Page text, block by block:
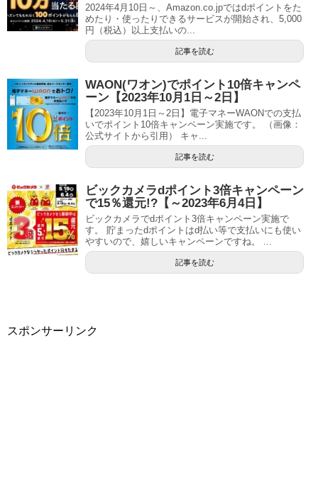
2024年4月10日～、Amazon.co.jpではdポイントをた
めたり・使ったりできるサービスが開始され、5,000
円（税込）以上支払いの...
記事を読む
WAON(ワオン)でポイント10倍キャンペ
ーン【2023年10月1日～2日】
【2023年10月1日～2日】電子マネーWAONでの支払
いでポイント10倍キャンペーン実施です。 （画像：
公式サイトから引用） キャ...
記事を読む
ビックカメラdポイント3倍キャンペーン
で15％還元!?【～2023年6月4日】
ビックカメラでdポイント3倍キャンペーン実施で
す。 貯まったdポイントはd払い等で支払いにも使い
やすいので、嬉しいキャンペーンですね。 ...
記事を読む
スポンサーリンク